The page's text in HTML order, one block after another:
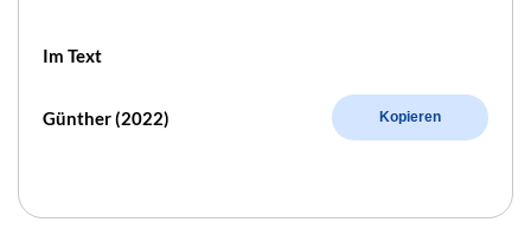
Im Text
Günther (2022) Kopieren